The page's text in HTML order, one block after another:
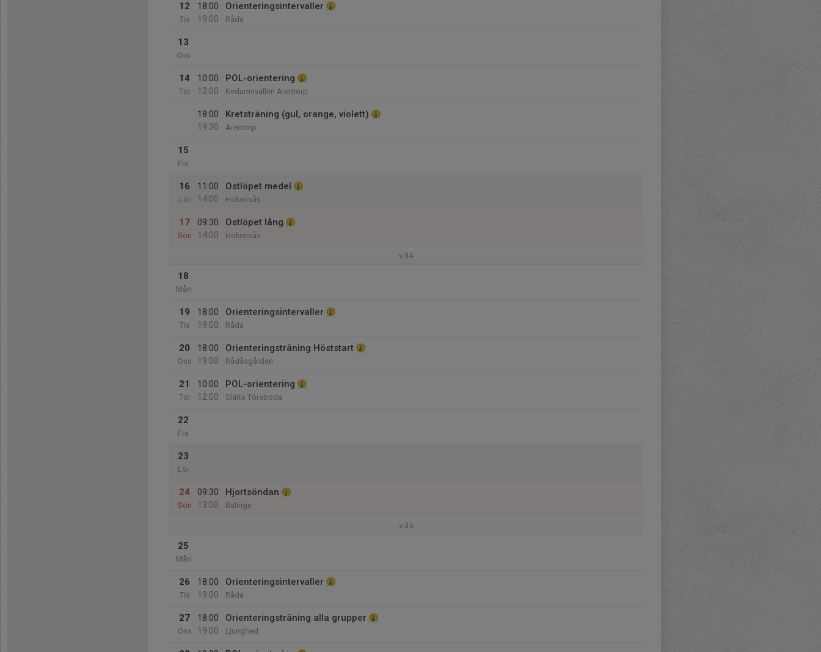
12
Tis
18:00
19:00
Orienteringsintervaller
Råda
13
Ons
14
Tor
10:00
12:00
POL-orientering
Kedumsvallen Arentorp
18:00
19:30
Kretsträning (gul, orange, violett)
Arentorp
15
Fre
16
Lör
11:00
14:00
Ostlöpet medel
Hökensås
17
Sön
09:30
14:00
Ostlöpet lång
Hökensås
v.34
18
Mån
19
Tis
18:00
19:00
Orienteringsintervaller
Råda
20
Ons
18:00
19:00
Orienteringsträning Höststart
Rådåsgården
21
Tor
10:00
12:00
POL-orientering
Slätte Töreboda
22
Fre
23
Lör
24
Sön
09:30
13:00
Hjortsöndan
Bälinge
v.35
25
Mån
26
Tis
18:00
19:00
Orienteringsintervaller
Råda
27
Ons
18:00
19:00
Orienteringsträning alla grupper
Ljunghed